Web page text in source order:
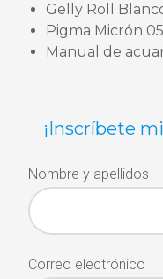
Gelly Roll
Pigma Micrón
Manual de
¡Inscríbete
Nombre y apellidos
Correo electrónico